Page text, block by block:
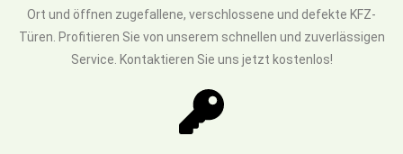
Ort und öffnen zugefallene, verschlossene und defekte KFZ-
Türen. Profitieren Sie von unserem schnellen und zuverlässigen
Service. Kontaktieren Sie uns jetzt kostenlos!